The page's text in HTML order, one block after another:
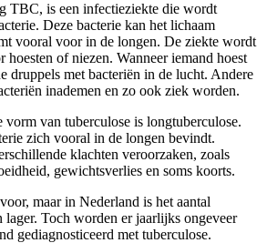
TBC, is een infectieziekte die wordt
Deze bacterie kan het lichaam
vooral voor in de longen. De ziekte wordt
hoesten of niezen. Wanneer iemand hoest
druppels met bacteriën in de lucht. Andere
inademen en zo ook ziek worden.
vorm van tuberculose is longtuberculose.
zich vooral in de longen bevindt.
klachten veroorzaken, zoals
gewichtsverlies en soms koorts.
maar in Nederland is het aantal
lager. Toch worden er jaarlijks ongeveer
gediagnosticeerd met tuberculose.